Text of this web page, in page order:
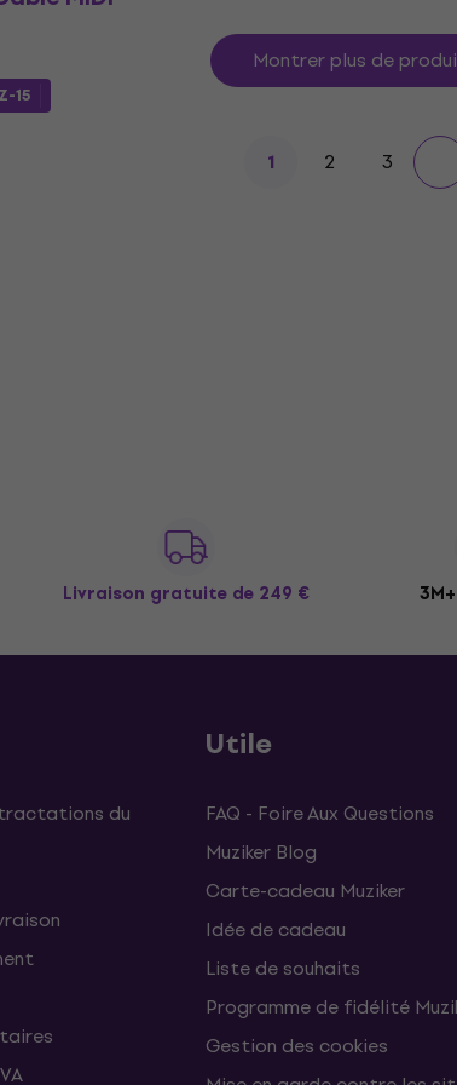
15
Montrer plus de
1 2 3
Livraison gratuite de 249 €
du
Utile
FAQ - Foire Aux Questions
Muziker Blog
Carte-cadeau Muziker
Idée de cadeau
Liste de souhaits
Programme de fidélité
Gestion des cookies